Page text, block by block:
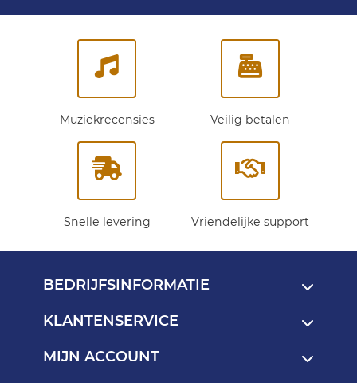
Muziekrecensies Veilig betalen
Snelle levering Vriendelijke support
BEDRIJFSINFORMATIE
KLANTENSERVICE
MIJN ACCOUNT